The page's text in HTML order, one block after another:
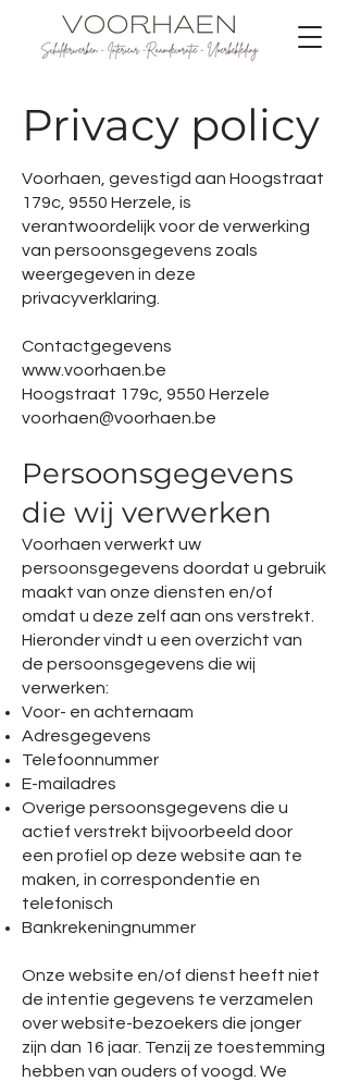
Privacy policy
Voorhaen, gevestigd aan Hoogstraat
179c, 9550 Herzele, is
verantwoordelijk voor de verwerking
van persoonsgegevens zoals
weergegeven in deze
privacyverklaring.
Contactgegevens
www.voorhaen.be
Hoogstraat 179c, 9550 Herzele
voorhaen@voorhaen.be
Persoonsgegevens
die wij verwerken
Voorhaen verwerkt uw
persoonsgegevens doordat u gebruik
maakt van onze diensten en/of
omdat u deze zelf aan ons verstrekt.
Hieronder vindt u een overzicht van
de persoonsgegevens die wij
verwerken:
Voor- en achternaam
Adresgegevens
Telefoonnummer
E-mailadres
Overige persoonsgegevens die u
actief verstrekt bijvoorbeeld door
een profiel op deze website aan te
maken, in correspondentie en
telefonisch
Bankrekeningnummer
Onze website en/of dienst heeft niet
de intentie gegevens te verzamelen
over website-bezoekers die jonger
zijn dan 16 jaar. Tenzij ze toestemming
hebben van ouders of voogd. We